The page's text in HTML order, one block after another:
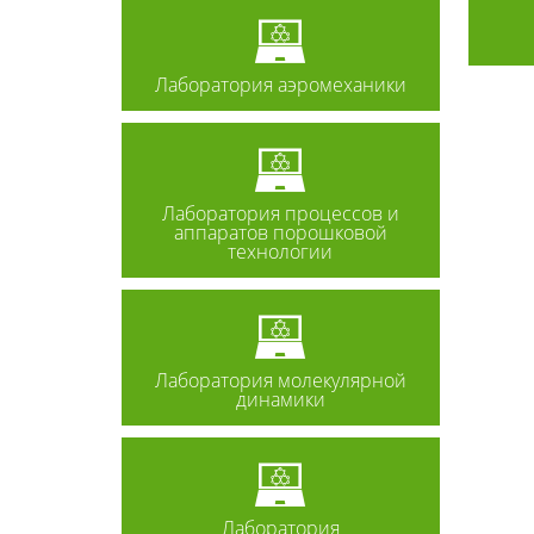
Лаборатория аэромеханики
Лаборатория процессов и
аппаратов порошковой
технологии
Лаборатория молекулярной
динамики
Лаборатория